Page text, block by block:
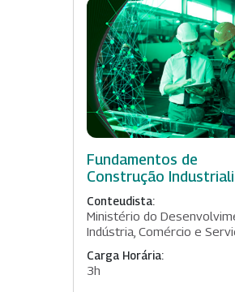
Fundamentos de
Construção
Conteudista:
Ministério do
Indústria, Comércio e
Carga Horária:
3h